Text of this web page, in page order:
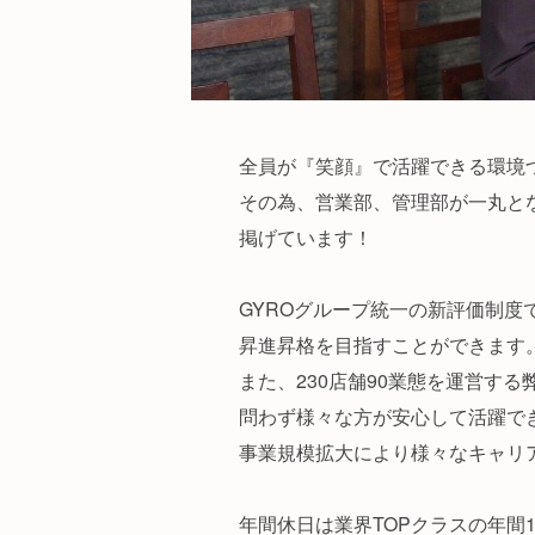
全員が『笑顔』で活躍できる環
その為、営業部、管理部が一丸
掲げています！
GYROグループ統一の新評価制
昇進昇格を目指すことができます
また、230店舗90業態を運営す
問わず様々な方が安心して活躍で
事業規模拡大により様々なキャ
年間休日は業界TOPクラスの年